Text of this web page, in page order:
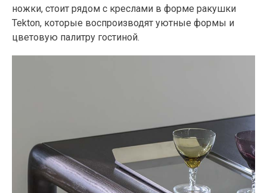
ножки, стоит рядом с креслами в форме ракушки
Tekton, которые воспроизводят уютные формы и
цветовую палитру гостиной.